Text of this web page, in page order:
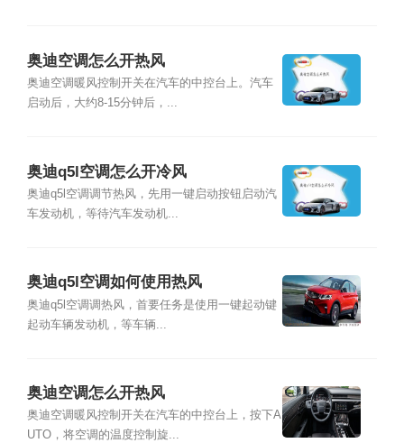
奥迪空调怎么开热风
奥迪空调暖风控制开关在汽车的中控台上。汽车
启动后，大约8-15分钟后，...
奥迪q5l空调怎么开冷风
奥迪q5l空调调节热风，先用一键启动按钮启动汽
车发动机，等待汽车发动机...
奥迪q5l空调如何使用热风
奥迪q5l空调调热风，首要任务是使用一键起动键
起动车辆发动机，等车辆...
奥迪空调怎么开热风
奥迪空调暖风控制开关在汽车的中控台上，按下A
UTO，将空调的温度控制旋...